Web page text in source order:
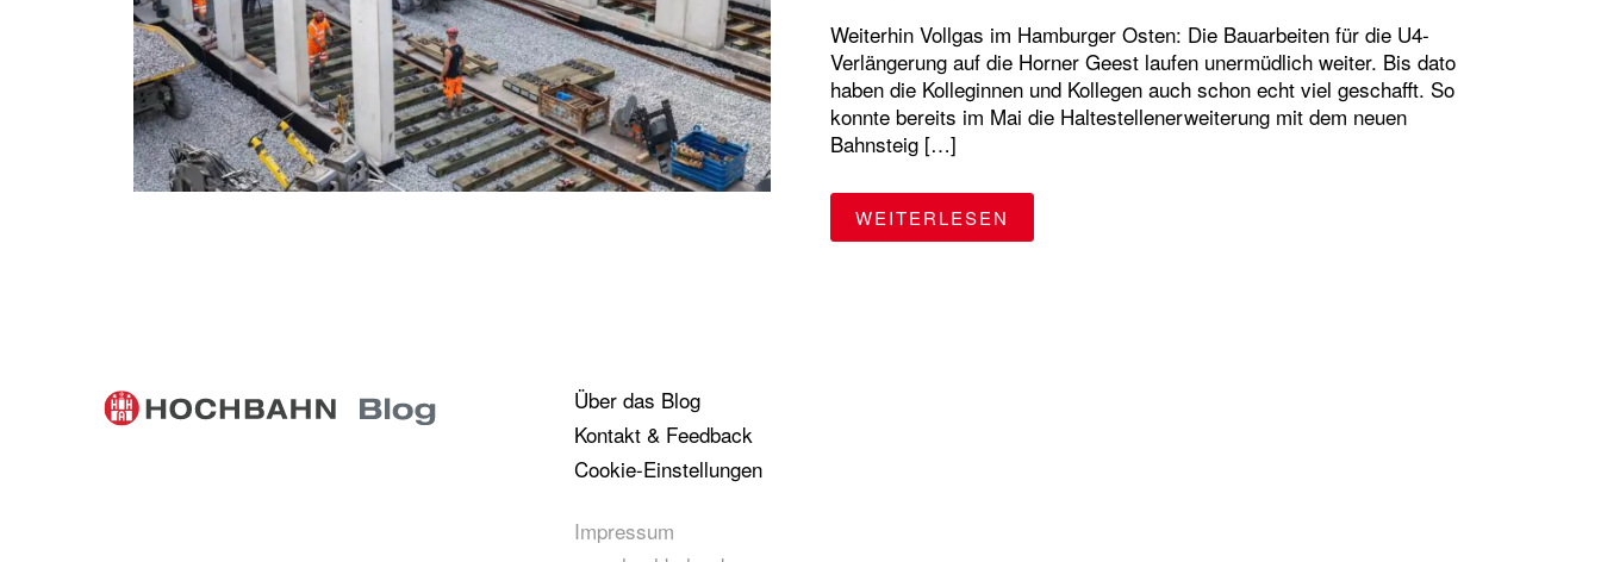
Weiterhin Vollgas im Hamburger Osten: Die Bauarbeiten für die U4-
Verlängerung auf die Horner Geest laufen unermüdlich weiter. Bis dato
haben die Kolleginnen und Kollegen auch schon echt viel geschafft. So
konnte bereits im Mai die Haltestellenerweiterung mit dem neuen
Bahnsteig […]
WEITERLESEN
Über das Blog
Kontakt & Feedback
Cookie-Einstellungen
Impressum